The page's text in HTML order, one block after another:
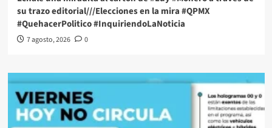
su trazo editorial///Elecciones en la mira #QPMX
#QuehacerPolitico #InquiriendoLaNoticia
7 agosto, 2026 0